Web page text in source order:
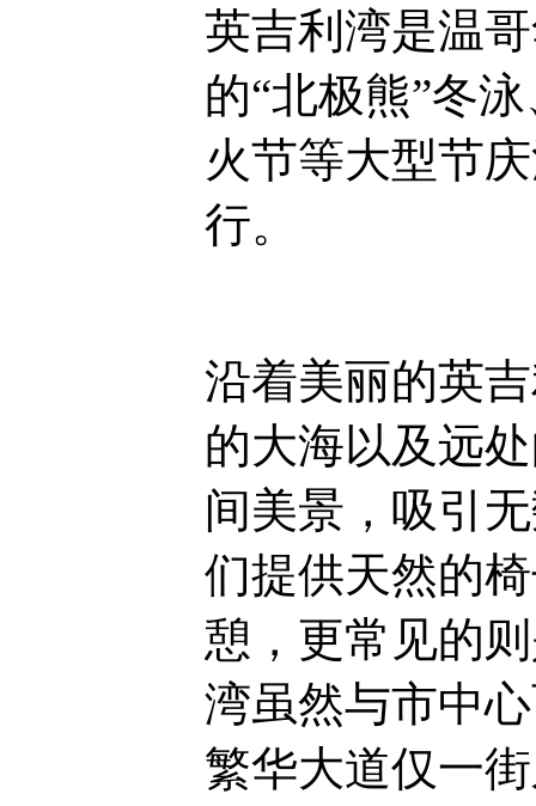
英吉利湾是温
的“北极熊”冬
火节等大型节
行。
沿着美丽的英
的大海以及远
间美景，吸引
们提供天然的
憩，更常见的
湾虽然与市中
繁华大道仅一